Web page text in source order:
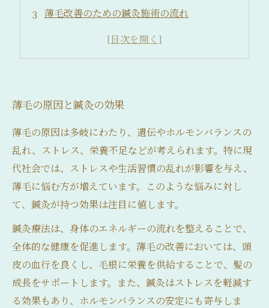
薄毛改善のための鍼灸施術の流れ
実際の体験談：鍼灸で薄毛が改善された事例
薄毛の原因と鍼灸の効果
薄毛の原因は多岐にわたり、遺伝やホルモンバランスの
乱れ、ストレス、栄養不足などが考えられます。特に現
代社会では、ストレスや生活習慣の乱れが影響を与え、
薄毛に悩む方が増えています。このような悩みに対し
て、鍼灸が持つ効果は注目に値します。
鍼灸療法は、身体のエネルギーの流れを整えることで、
全体的な健康を促進します。薄毛の改善においては、頭
皮の血行を良くし、毛根に栄養を供給することで、髪の
成長をサポートします。また、鍼灸はストレスを軽減す
る効果もあり、ホルモンバランスの安定にも寄与しま